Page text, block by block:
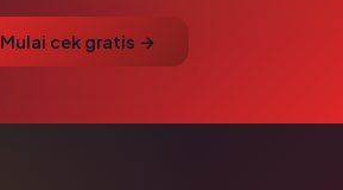
Mulai cek gratis →